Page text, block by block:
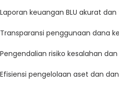
Laporan keuangan BLU akurat
Transparansi penggunaan dana
Pengendalian risiko kesalahan
Efisiensi pengelolaan aset dan